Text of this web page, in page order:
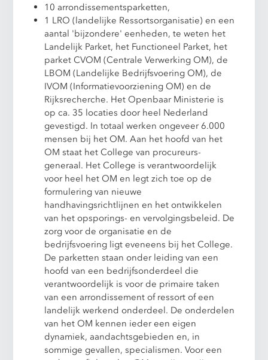
10 arrondissementsparketten,
1 LRO (landelijke Ressortsorganisatie) en een
aantal 'bijzondere' eenheden, te weten het
Landelijk Parket, het Functioneel Parket, het
parket CVOM (Centrale Verwerking OM), de
LBOM (Landelijke Bedrijfsvoering OM), de
IVOM (Informatievoorziening OM) en de
Rijksrecherche. Het Openbaar Ministerie is
op ca. 35 locaties door heel Nederland
gevestigd. In totaal werken ongeveer 6.000
mensen bij het OM. Aan het hoofd van het
OM staat het College van procureurs-
generaal. Het College is verantwoordelijk
voor heel het OM en legt zich toe op de
formulering van nieuwe
handhavingsrichtlijnen en het ontwikkelen
van het opsporings- en vervolgingsbeleid. De
zorg voor de organisatie en de
bedrijfsvoering ligt eveneens bij het College.
De parketten staan onder leiding van een
hoofd van een bedrijfsonderdeel die
verantwoordelijk is voor de primaire taken
van een arrondissement of ressort of een
landelijk werkend onderdeel. De onderdelen
van het OM kennen ieder een eigen
dynamiek, aandachtsgebieden en, in
sommige gevallen, specialismen. Voor een